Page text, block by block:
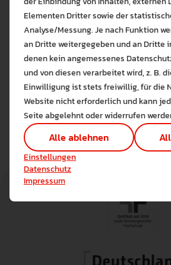
Prof. Dr. Simone Lehrl
Schnuppernachmittag ECS
Einladung
PDF • 225.6 KB
Elementen Dritter sowie der
Analyse/Messung. Je nach Funktion
an Dritte weitergegeben und an Dritte
denen kein angemessenes
und von diesen verarbeitet wird, z. B.
Einwilligung ist stets freiwillig, für die
Website nicht erforderlich und kann
Seite abgelehnt oder widerrufen
Alle ablehnen
Einstellungen
Datenschutz
Impressum
Bitte
Die auf
Lernen
Alle
Einstellungen speichern